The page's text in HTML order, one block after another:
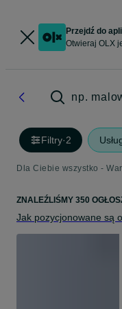
Przejdź do
Otwieraj OLX
np.
Filtry·2
Dla Ciebie wszystko -
ZNALEŹLIŚMY 350
Jak pozycjonowane są